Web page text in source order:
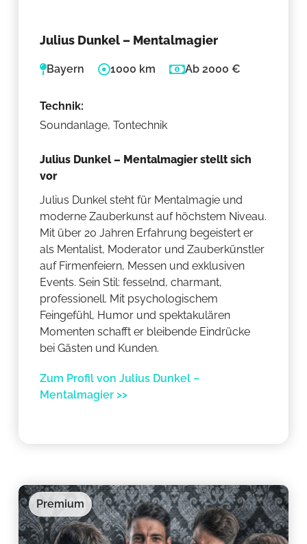
Julius Dunkel – Mentalmagier
Bayern 1000 km Ab 2000 €
Technik:
Soundanlage, Tontechnik
Julius Dunkel – Mentalmagier stellt sich
vor
Julius Dunkel steht für Mentalmagie und
moderne Zauberkunst auf höchstem Niveau.
Mit über 20 Jahren Erfahrung begeistert er
als Mentalist, Moderator und Zauberkünstler
auf Firmenfeiern, Messen und exklusiven
Events. Sein Stil: fesselnd, charmant,
professionell. Mit psychologischem
Feingefühl, Humor und spektakulären
Momenten schafft er bleibende Eindrücke
bei Gästen und Kunden.
Zum Profil von Julius Dunkel –
Mentalmagier >>
Premium